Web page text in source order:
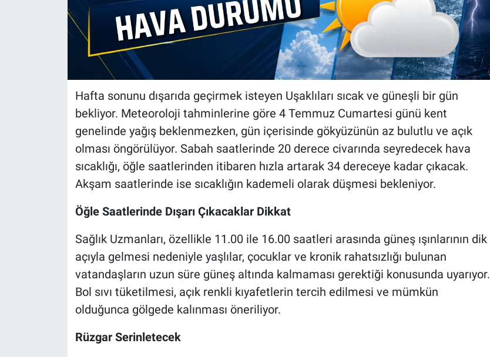
Hafta sonunu dışarıda geçirmek isteyen Uşaklıları sıcak ve güneşli bir gün
bekliyor. Meteoroloji tahminlerine göre 4 Temmuz Cumartesi günü kent
genelinde yağış beklenmezken, gün içerisinde gökyüzünün az bulutlu ve açık
olması öngörülüyor. Sabah saatlerinde 20 derece civarında seyredecek hava
sıcaklığı, öğle saatlerinden itibaren hızla artarak 34 dereceye kadar çıkacak.
Akşam saatlerinde ise sıcaklığın kademeli olarak düşmesi bekleniyor.
Öğle Saatlerinde Dışarı Çıkacaklar Dikkat
Sağlık Uzmanları, özellikle 11.00 ile 16.00 saatleri arasında güneş ışınlarının dik
açıyla gelmesi nedeniyle yaşlılar, çocuklar ve kronik rahatsızlığı bulunan
vatandaşların uzun süre güneş altında kalmaması gerektiği konusunda uyarıyor.
Bol sıvı tüketilmesi, açık renkli kıyafetlerin tercih edilmesi ve mümkün
olduğunca gölgede kalınması öneriliyor.
Rüzgar Serinletecek